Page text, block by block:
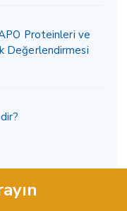
Proteinleri ve
Değerlendirmesi